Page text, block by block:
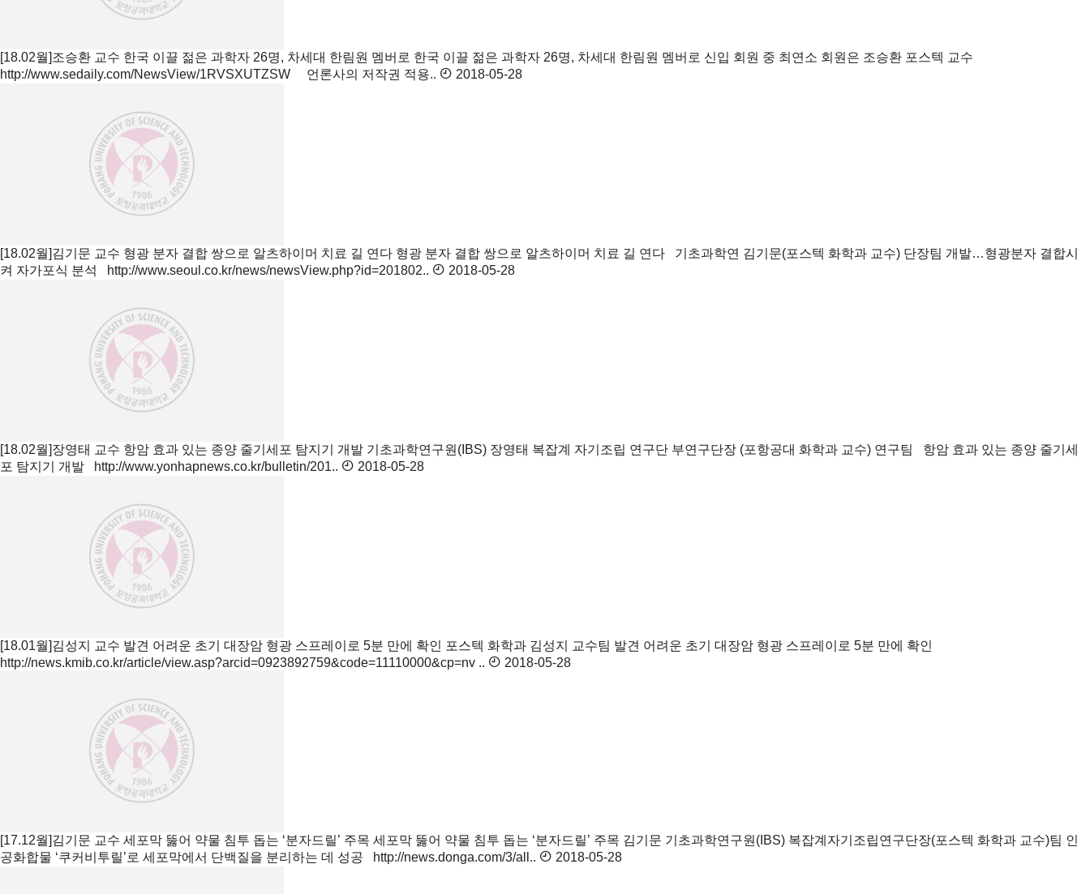
[18.02월]조승환 교수 한국 이끌 젊은 과학자 26명, 차세대 한림원 멤버로 한국 이끌 젊은 과학자 26명, 차세대 한림원 멤버로 신입 회원 중 최연소 회원은 조승환 포스텍 교수
http://www.sedaily.com/NewsView/1RVSXUTZSW 언론사의 저작권 적용..
2018-05-28
[18.02월]김기문 교수 형광 분자 결합 쌍으로 알츠하이머 치료 길 연다 형광 분자 결합 쌍으로 알츠하이머 치료 길 연다 기초과학연 김기문(포스텍 화학과 교수) 단장팀 개발…형광분자 결합시
켜 자가포식 분석 http://www.seoul.co.kr/news/newsView.php?id=201802..
2018-05-28
[18.02월]장영태 교수 항암 효과 있는 종양 줄기세포 탐지기 개발 기초과학연구원(IBS) 장영태 복잡계 자기조립 연구단 부연구단장 (포항공대 화학과 교수) 연구팀 항암 효과 있는 종양 줄기세
포 탐지기 개발 http://www.yonhapnews.co.kr/bulletin/201..
2018-05-28
[18.01월]김성지 교수 발견 어려운 초기 대장암 형광 스프레이로 5분 만에 확인 포스텍 화학과 김성지 교수팀 발견 어려운 초기 대장암 형광 스프레이로 5분 만에 확인
http://news.kmib.co.kr/article/view.asp?arcid=0923892759&code=11110000&cp=nv ..
2018-05-28
[17.12월]김기문 교수 세포막 뚫어 약물 침투 돕는 ‘분자드릴’ 주목 세포막 뚫어 약물 침투 돕는 ‘분자드릴’ 주목 김기문 기초과학연구원(IBS) 복잡계자기조립연구단장(포스텍 화학과 교수)팀 인
공화합물 ‘쿠커비투릴’로 세포막에서 단백질을 분리하는 데 성공 http://news.donga.com/3/all..
2018-05-28